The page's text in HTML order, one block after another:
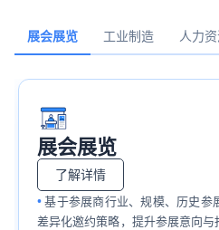
展会展览 工业制造 人力
展会展览
了解详情
基于参展商行业、规模、历史参
差异化邀约策略，提升参展意向与